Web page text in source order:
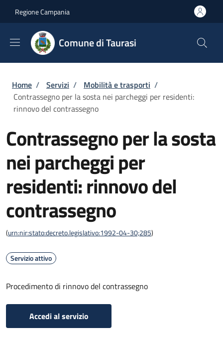
Regione Campania
Comune di Taurasi
Briciole di pane
Home / Servizi / Mobilità e trasporti /
Contrassegno per la sosta nei parcheggi per residenti:
rinnovo del contrassegno
Contrassegno per la sosta
nei parcheggi per
residenti: rinnovo del
contrassegno
(urn:nir:stato:decreto.legislativo:1992-04-30;285)
Servizio attivo
Procedimento di rinnovo del contrassegno
Accedi al servizio